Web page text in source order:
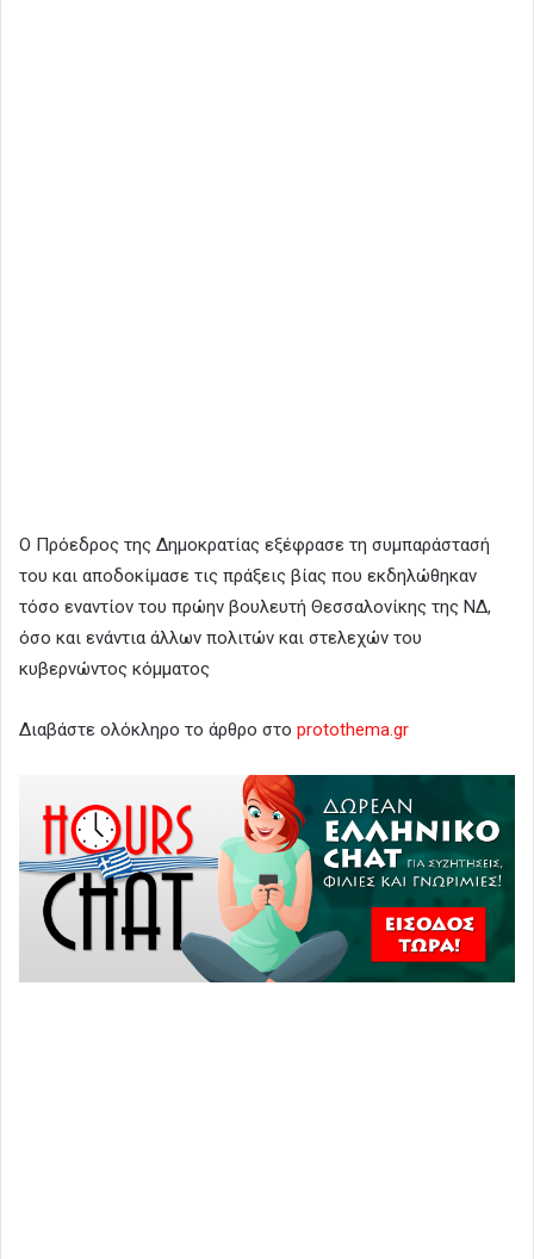
Ο Πρόεδρος της Δημοκρατίας εξέφρασε τη συμπαράστασή
του και αποδοκίμασε τις πράξεις βίας που εκδηλώθηκαν
τόσο εναντίον του πρώην βουλευτή Θεσσαλονίκης της ΝΔ,
όσο και ενάντια άλλων πολιτών και στελεχών του
κυβερνώντος κόμματος
Διαβάστε ολόκληρο το άρθρο στο protothema.gr